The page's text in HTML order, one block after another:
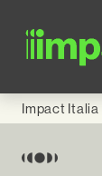
Impact Italia